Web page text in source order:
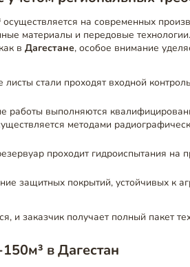
на современных
материалы и передовые
вДагестане, особое внимание
листы стали проходят входной
работы выполняются
методами
проходит гидроиспытания на
защитных покрытий, устойчивых к
и заказчик получает полный пакет
в Дагестан